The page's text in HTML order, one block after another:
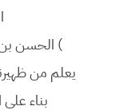
) الحسن بن
يعلم من
بناء على